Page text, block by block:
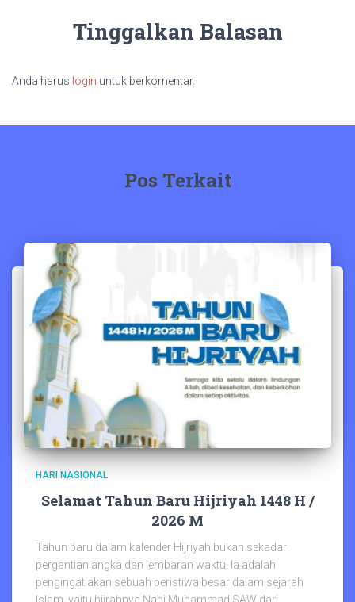
Tinggalkan Balasan
Anda harus login untuk berkomentar.
Pos Terkait
HARI NASIONAL
Selamat Tahun Baru Hijriyah 1448 H /
2026 M
Tahun baru dalam kalender Hijriyah bukan sekadar
pergantian angka dan lembaran waktu. Ia adalah
pengingat akan sebuah peristiwa besar dalam sejarah
Islam, yaitu hijrahnya Nabi Muhammad SAW dari